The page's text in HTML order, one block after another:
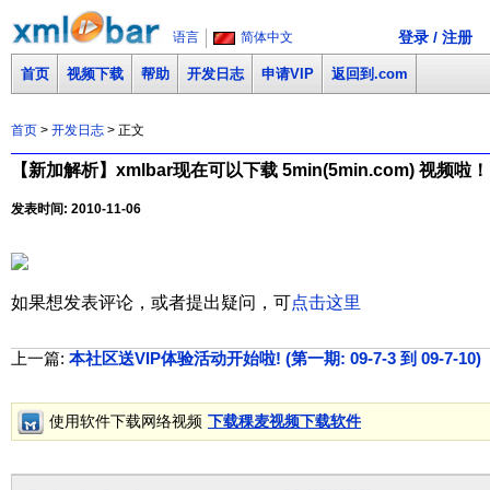
语言 简体中文 登录 / 注册
首页 视频下载 帮助 开发日志 申请VIP 返回到.com
首页 > 开发日志 > 正文
【新加解析】xmlbar现在可以下载 5min(5min.com) 视频啦！
发表时间: 2010-11-06
如果想发表评论，或者提出疑问，可点击这里
上一篇: 本社区送VIP体验活动开始啦! (第一期: 09-7-3 到 09-7-10)
使用软件下载网络视频 下载稞麦视频下载软件